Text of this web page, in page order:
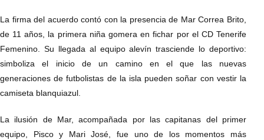
La firma del acuerdo contó con la presencia de Mar Correa Brito,
de 11 años, la primera niña gomera en fichar por el CD Tenerife
Femenino. Su llegada al equipo alevín trasciende lo deportivo:
simboliza el inicio de un camino en el que las nuevas
generaciones de futbolistas de la isla pueden soñar con vestir la
camiseta blanquiazul.
La ilusión de Mar, acompañada por las capitanas del primer
equipo, Pisco y Mari José, fue uno de los momentos más